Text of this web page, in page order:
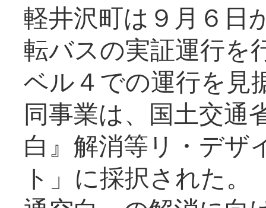
軽井沢町は９月６日
転バスの実証運行を
ベル４での運行を見
同事業は、国土交通
白』解消等リ・デザ
ト」に採択された